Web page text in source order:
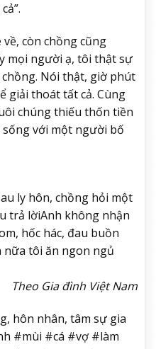
còn chồng cũng
mọi người ạ, tôi thật sự
Nói thật, giờ phút
giải thoát tất cả. Cùng
chúng thiếu thốn tiền
sống với một người bố
ly hôn, chồng hỏi một
trả lờiAnh không nhận
hốc hác, đau buồn
nữa tôi ăn ngon ngủ
Theo Gia đình Việt Nam
hôn nhân, tâm sự gia
#mùi #cá #vợ #làm